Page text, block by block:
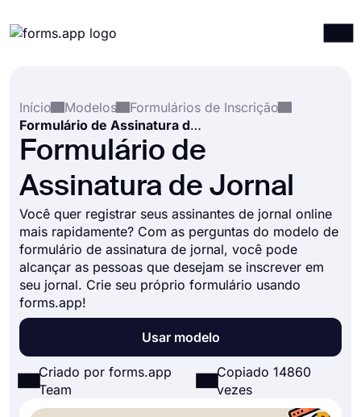
Integrações
Modelos
Recursos
Início
Modelos
Formulários de Inscrição
Formulário de Assinatura de Jornal
Formulário de
Assinatura de Jornal
Você quer registrar seus assinantes de jornal online
mais rapidamente? Com as perguntas do modelo de
formulário de assinatura de jornal, você pode
alcançar as pessoas que desejam se inscrever em
seu jornal. Crie seu próprio formulário usando
forms.app!
Usar modelo
Criado por forms.app
Team
Copiado 14860
vezes